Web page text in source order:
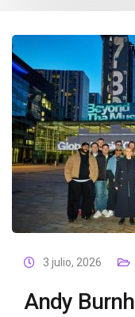
3 julio, 2026
Andy